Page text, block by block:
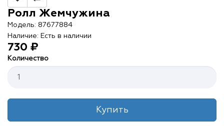
Контакты
Войти
Ролл Жемчужина
Модель: 87677884
Наличие: Есть в наличии
730 ₽
Количество
Купить